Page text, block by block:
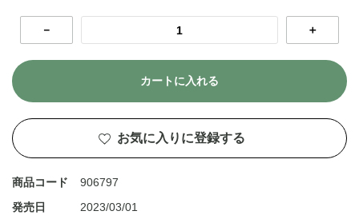
－ ＋
カートに入れる
お気に入りに登録する
商品コード
906797
発売日
2023/03/01